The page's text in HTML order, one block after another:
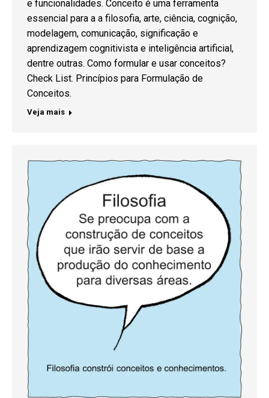
e funcionalidades. Conceito é uma ferramenta
essencial para a a filosofia, arte, ciência, cognição,
modelagem, comunicação, significação e
aprendizagem cognitivista e inteligência artificial,
dentre outras. Como formular e usar conceitos?
Check List. Princípios para Formulação de
Conceitos.
Veja mais